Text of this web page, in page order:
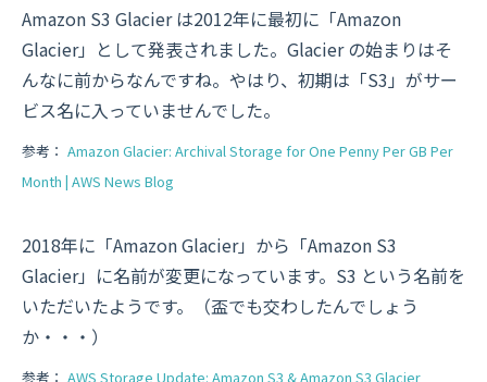
Amazon S3 Glacier は2012年に最初に「Amazon
Glacier」として発表されました。Glacier の始まりはそ
んなに前からなんですね。やはり、初期は「S3」がサー
ビス名に入っていませんでした。
参考： Amazon Glacier: Archival Storage for One Penny Per GB Per
Month | AWS News Blog
2018年に「Amazon Glacier」から「Amazon S3
Glacier」に名前が変更になっています。S3 という名前を
いただいたようです。（盃でも交わしたんでしょう
か・・・）
参考： AWS Storage Update: Amazon S3 & Amazon S3 Glacier